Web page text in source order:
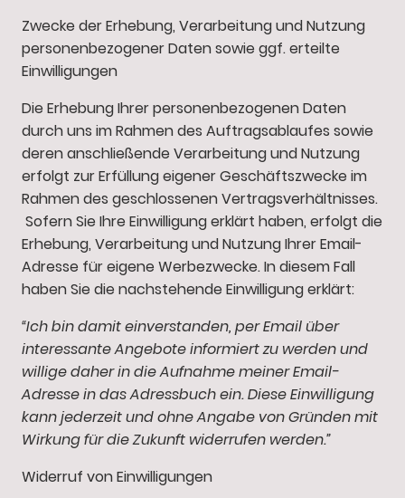
Zwecke der Erhebung, Verarbeitung und Nutzung
personenbezogener Daten sowie ggf. erteilte
Einwilligungen
Die Erhebung Ihrer personenbezogenen Daten
durch uns im Rahmen des Auftragsablaufes sowie
deren anschließende Verarbeitung und Nutzung
erfolgt zur Erfüllung eigener Geschäftszwecke im
Rahmen des geschlossenen Vertragsverhältnisses.
Sofern Sie Ihre Einwilligung erklärt haben, erfolgt die
Erhebung, Verarbeitung und Nutzung Ihrer Email-
Adresse für eigene Werbezwecke. In diesem Fall
haben Sie die nachstehende Einwilligung erklärt:
“Ich bin damit einverstanden, per Email über
interessante Angebote informiert zu werden und
willige daher in die Aufnahme meiner Email-
Adresse in das Adressbuch ein. Diese Einwilligung
kann jederzeit und ohne Angabe von Gründen mit
Wirkung für die Zukunft widerrufen werden.”
Widerruf von Einwilligungen